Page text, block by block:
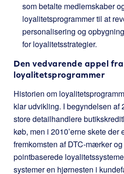
som betalte medlemskaber
loyalitetsprogrammer til at
personalisering og
for loyalitetsstrategier.
Den vedvarende appel
loyalitetsprogrammer
Historien om
klar udvikling. I begyndelsen af
store detailhandlere
køb, men i 2010’erne skete der
fremkomsten af DTC-mærker
pointbaserede
systemer en hjørnesten i